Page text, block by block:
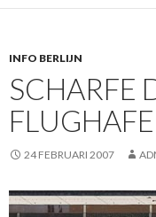
INFO BERLIJN
SCHARFE
24 FEBRUARI 2007